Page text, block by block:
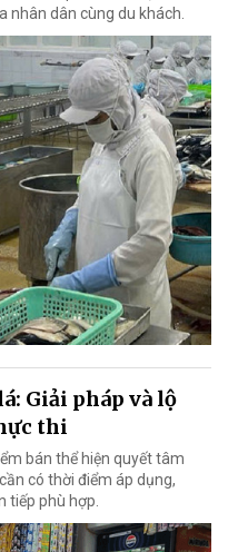
nhân dân cùng du khách.
Giải pháp và lộ
thi
bán thể hiện quyết tâm
có thời điểm áp dụng,
tiếp phù hợp.